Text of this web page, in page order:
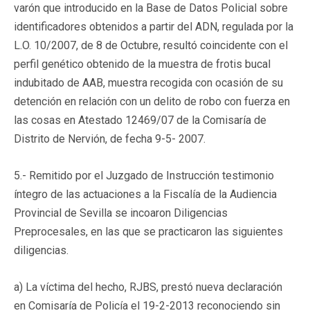
varón que introducido en la Base de Datos Policial sobre
identificadores obtenidos a partir del ADN, regulada por la
L.O. 10/2007, de 8 de Octubre, resultó coincidente con el
perfil genético obtenido de la muestra de frotis bucal
indubitado de AAB, muestra recogida con ocasión de su
detención en relación con un delito de robo con fuerza en
las cosas en Atestado 12469/07 de la Comisaría de
Distrito de Nervión, de fecha 9-5- 2007.
5.- Remitido por el Juzgado de Instrucción testimonio
íntegro de las actuaciones a la Fiscalía de la Audiencia
Provincial de Sevilla se incoaron Diligencias
Preprocesales, en las que se practicaron las siguientes
diligencias.
a) La víctima del hecho, RJBS, prestó nueva declaración
en Comisaría de Policía el 19-2-2013 reconociendo sin